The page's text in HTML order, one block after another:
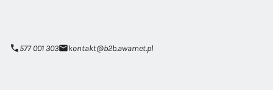
577 001 303
kontakt@b2b.awamet.pl